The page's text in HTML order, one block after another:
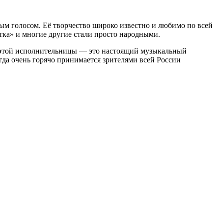
голосом. Её творчество широко известно и любимо по всей
и многие другие стали просто народными.
исполнительницы — это настоящий музыкальный
очень горячо принимается зрителями всей России